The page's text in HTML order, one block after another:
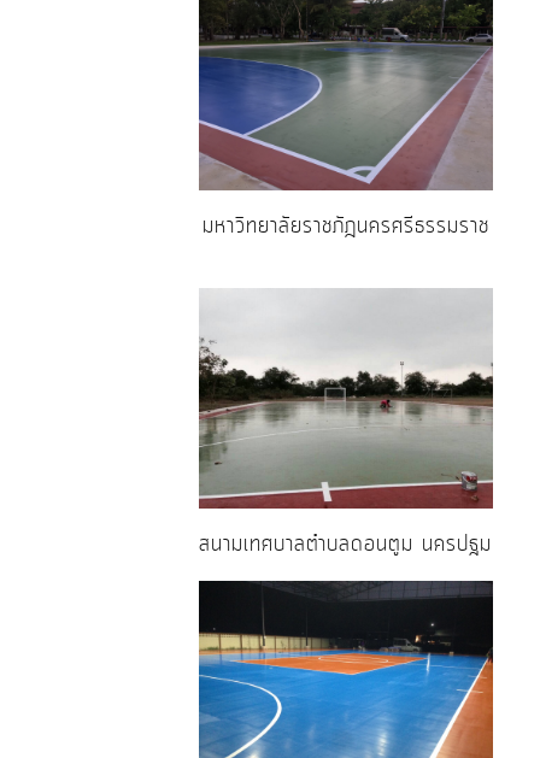
มหาวิทยาลัยราชภัฎนครศรีธรรมราช
สนามเทศบาลตำบลดอนตูม นครปฐม